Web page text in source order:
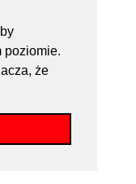
poziomie.
że